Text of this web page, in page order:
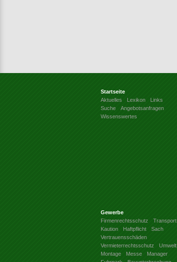
Startseite
Aktuelles
Lexikon
Links
Suche
Angebotsanfragen
Wissenswertes
Gewerbe
Firmenrechtsschutz
Transport
Kaution
Haftpflicht
Sach
Vertrauensschäden
Vermieterrechtsschutz
Umwelt
Montage
Messe
Manager